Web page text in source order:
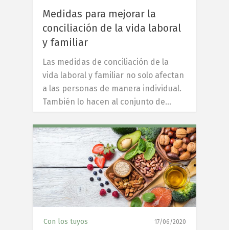
Medidas para mejorar la
conciliación de la vida laboral
y familiar
Las medidas de conciliación de la
vida laboral y familiar no solo afectan
a las personas de manera individual.
También lo hacen al conjunto de…
Con los tuyos 17/06/2020